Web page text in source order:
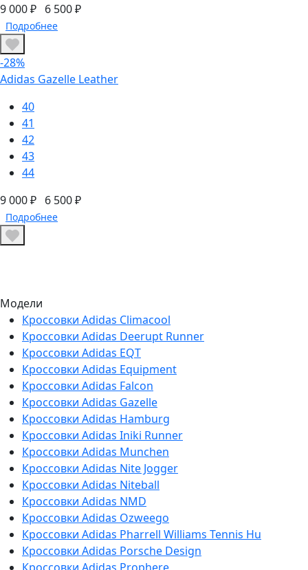
9 000 ₽ 6 500 ₽
Подробнее
-28%
Adidas Gazelle Leather
40
41
42
43
44
9 000 ₽ 6 500 ₽
Подробнее
Модели
Кроссовки Adidas Climacool
Кроссовки Adidas Deerupt Runner
Кроссовки Adidas EQT
Кроссовки Adidas Equipment
Кроссовки Adidas Falcon
Кроссовки Adidas Gazelle
Кроссовки Adidas Hamburg
Кроссовки Adidas Iniki Runner
Кроссовки Adidas Munchen
Кроссовки Adidas Nite Jogger
Кроссовки Adidas Niteball
Кроссовки Adidas NMD
Кроссовки Adidas Ozweego
Кроссовки Adidas Pharrell Williams Tennis Hu
Кроссовки Adidas Porsche Design